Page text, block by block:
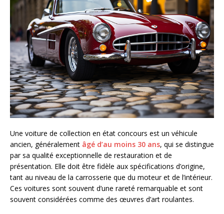
Une voiture de collection en état concours est un véhicule
ancien, généralement âgé d’au moins 30 ans, qui se distingue
par sa qualité exceptionnelle de restauration et de
présentation. Elle doit être fidèle aux spécifications d’origine,
tant au niveau de la carrosserie que du moteur et de l’intérieur.
Ces voitures sont souvent d’une rareté remarquable et sont
souvent considérées comme des œuvres d’art roulantes.